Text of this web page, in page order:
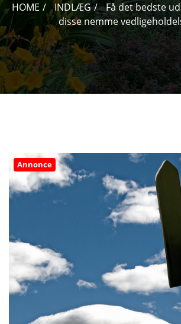
HOME INDLÆG
Få det bedste
disse nemme
Annonce